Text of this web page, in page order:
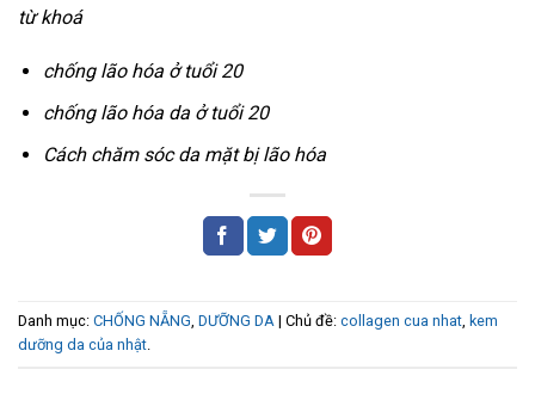
từ khoá
chống lão hóa ở tuổi 20
chống lão hóa da ở tuổi 20
Cách chăm sóc da mặt bị lão hóa
Danh mục: CHỐNG NẴNG, DƯỠNG DA | Chủ đề: collagen cua nhat, kem
dưỡng da của nhật.